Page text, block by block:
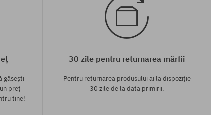
găsești
preț
tine!
30 zile pentru returnarea mărfii
Pentru returnarea produsului ai la dispoziție
30 zile de la data primirii.